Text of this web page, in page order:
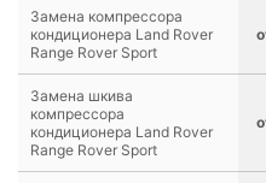
Замена компрессора
кондиционера Land Rover
Range Rover Sport
Замена шкива
компрессора
кондиционера Land Rover
Range Rover Sport